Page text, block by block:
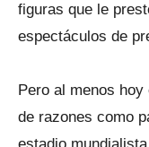
figuras que le
espectáculos de
Pero al menos
de razones como